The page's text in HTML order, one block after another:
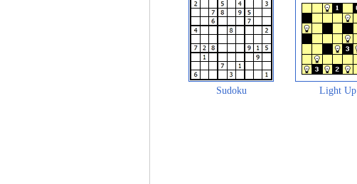
Sudoku Light Up